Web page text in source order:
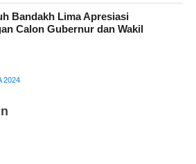
terciptanya suasana yang
Pemilu. Hingga kini, proses
bukti nyata peran penting Babinsa
dalam menjaga stabilitas keamanan
dalam mendukung terselenggaranya
damai, dan sukses,” jelasnya.
Bandakh Lima Apresiasi
Calon Gubernur dan Wakil
2024